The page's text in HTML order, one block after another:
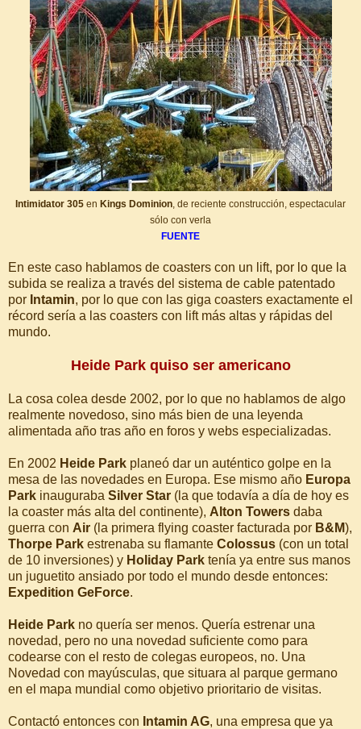
Intimidator 305 en Kings Dominion , de reciente construcción, espectacular
sólo con verla
FUENTE
En este caso hablamos de coasters con un lift, por lo que la
subida se realiza a través del sistema de cable patentado
por Intamin, por lo que con las giga coasters exactamente el
récord sería a las coasters con lift más altas y rápidas del
mundo.
Heide Park quiso ser americano
La cosa colea desde 2002, por lo que no hablamos de algo
realmente novedoso, sino más bien de una leyenda
alimentada año tras año en foros y webs especializadas.
En 2002 Heide Park planeó dar un auténtico golpe en la
mesa de las novedades en Europa. Ese mismo año Europa
Park inauguraba Silver Star (la que todavía a día de hoy es
la coaster más alta del continente), Alton Towers daba
guerra con Air (la primera flying coaster facturada por B&M),
Thorpe Park estrenaba su flamante Colossus (con un total
de 10 inversiones) y Holiday Park tenía ya entre sus manos
un juguetito ansiado por todo el mundo desde entonces:
Expedition GeForce.
Heide Park no quería ser menos. Quería estrenar una
novedad, pero no una novedad suficiente como para
codearse con el resto de colegas europeos, no. Una
Novedad con mayúsculas, que situara al parque germano
en el mapa mundial como objetivo prioritario de visitas.
Contactó entonces con Intamin AG, una empresa que ya